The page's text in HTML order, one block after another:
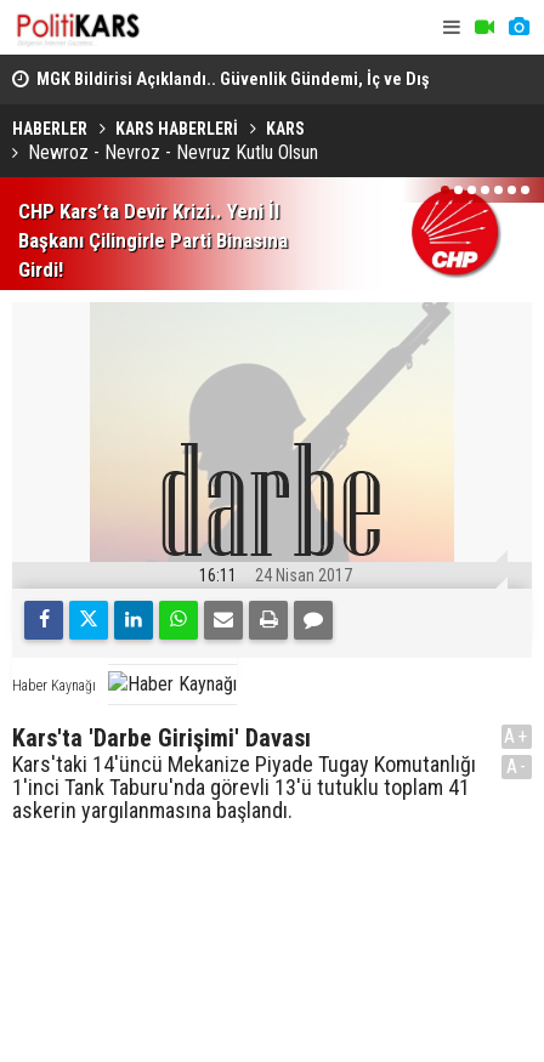
MGK Bildirisi Açıklandı.. Güvenlik Gündemi, İç ve Dış
Politika Başlıkları Değerlendirildi!
HABERLER KARS HABERLERİ KARS
Newroz - Nevroz - Nevruz Kutlu Olsun
CHP Kars’ta Devir Krizi.. Yeni İl
Başkanı Çilingirle Parti Binasına
Girdi!
1 2 3 4 5 6 7
16:11 24 Nisan 2017
Haber Kaynağı
Kars'ta 'Darbe Girişimi' Davası
Kars'taki 14'üncü Mekanize Piyade Tugay Komutanlığı
1'inci Tank Taburu'nda görevli 13'ü tutuklu toplam 41
askerin yargılanmasına başlandı.
A+
A-